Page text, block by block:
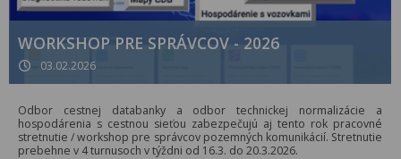
WORKSHOP PRE SPRÁVCOV - 2026
03.02.2026
Odbor cestnej databanky a odbor technickej normalizácie a
hospodárenia s cestnou sieťou zabezpečujú aj tento rok pracovné
stretnutie / workshop pre správcov pozemných komunikácií. Stretnutie
prebehne v 4 turnusoch v týždni od 16.3. do 20.3.2026.